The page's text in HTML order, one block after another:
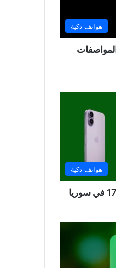
هواتف ذكية
والمواصفات
هواتف ذكية